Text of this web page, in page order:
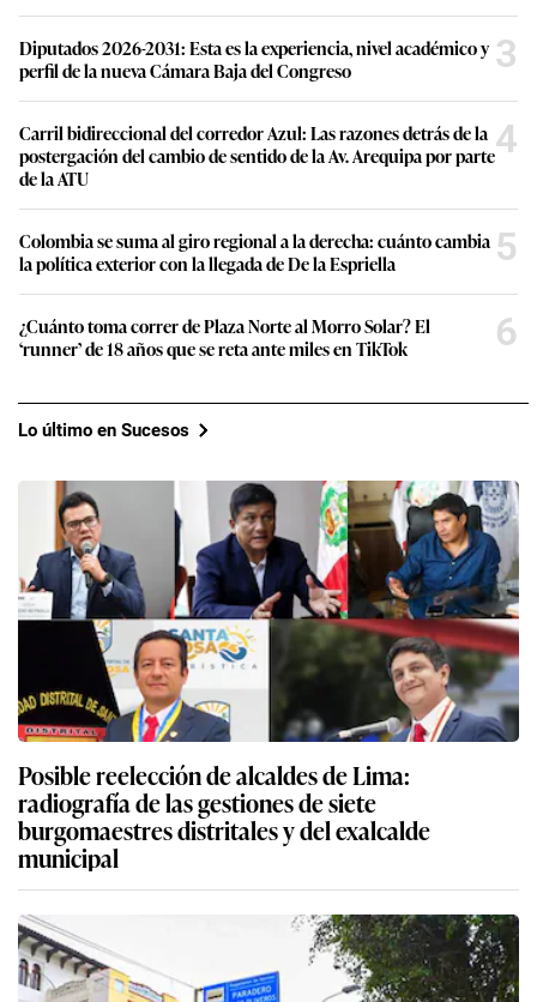
Diputados 2026-2031: Esta es la experiencia, nivel académico y
perfil de la nueva Cámara Baja del Congreso
3
Carril bidireccional del corredor Azul: Las razones detrás de la
postergación del cambio de sentido de la Av. Arequipa por parte
de la ATU
4
Colombia se suma al giro regional a la derecha: cuánto cambia
la política exterior con la llegada de De la Espriella
5
¿Cuánto toma correr de Plaza Norte al Morro Solar? El
‘runner’ de 18 años que se reta ante miles en TikTok
6
Lo último en Sucesos
Posible reelección de alcaldes de Lima:
radiografía de las gestiones de siete
burgomaestres distritales y del exalcalde
municipal